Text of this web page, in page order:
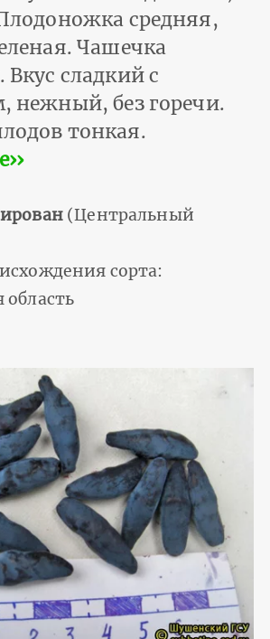
средняя,
Чашечка
Вкус сладкий с
нежный, без горечи.
тонкая.
(Центральный
сорта:
область